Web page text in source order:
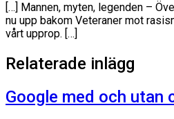
[…] Mannen, myten, legenden –
nu upp bakom Veteraner mot
vårt upprop. […]
Relaterade inlägg
Google med och utan